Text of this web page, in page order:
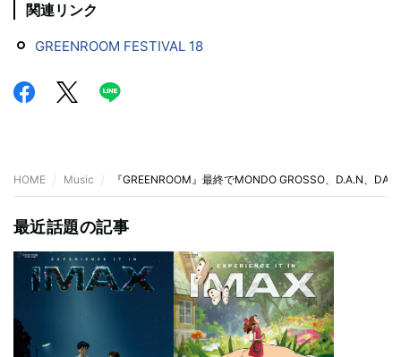
関連リンク
GREENROOM FESTIVAL 18
HOME Music 『GREENROOM』最終でMONDO GROSSO、D.A.N、
最近話題の記事